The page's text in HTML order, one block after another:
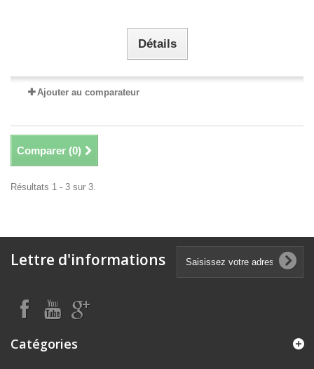
Détails
Ajouter au comparateur
Comparer (0)
Résultats 1 - 3 sur 3.
Lettre d'informations
Catégories